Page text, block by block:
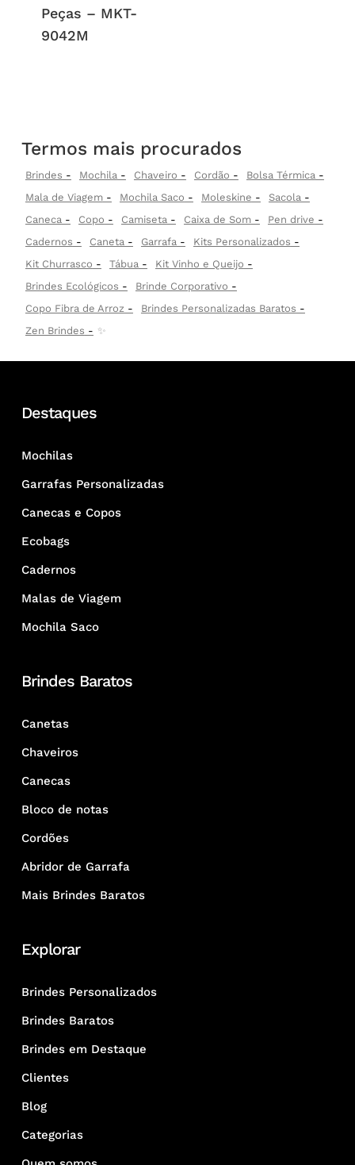
Peças – MKT-
9042M
Termos mais procurados
Brindes Mochila Chaveiro Cordão
Bolsa Térmica
Mala de Viagem
Mochila Saco Moleskine
Sacola
Caneca
Copo Camiseta Caixa de Som
Pen drive
Cadernos
Caneta Garrafa
Kits Personalizados
Kit Churrasco
Tábua
Kit Vinho e Queijo
Brindes Ecológicos
Brinde Corporativo
Copo Fibra de Arroz
Brindes Personalizadas Baratos
Zen Brindes
✨
Destaques
Mochilas
Garrafas Personalizadas
Canecas e Copos
Ecobags
Cadernos
Malas de Viagem
Mochila Saco
Brindes Baratos
Canetas
Chaveiros
Canecas
Bloco de notas
Cordões
Abridor de Garrafa
Mais Brindes Baratos
Explorar
Brindes Personalizados
Brindes Baratos
Brindes em Destaque
Clientes
Blog
Categorias